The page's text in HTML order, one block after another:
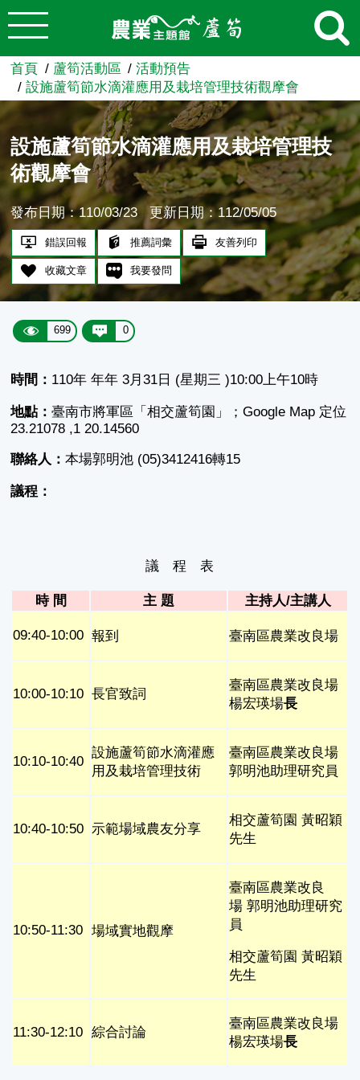
跳到主要內容
農業知識入口網
首頁 蘆筍活動區
活動預告
設施蘆筍節水滴灌應用及栽培管理技術觀摩會
設施蘆筍節水滴灌應用及栽培管理技
術觀摩會
發布日期：110/03/23 更新日期：112/05/05
錯誤回報 推薦詞彙 友善列印
收藏文章 我要發問
699 0
時間： 110年 年年 3月31日 (星期三 )10:00上午10時
地點：臺南市將軍區「相交蘆筍園」；Google Map 定位
23.21078 ,1 20.14560
聯絡人：本場郭明池 (05)3412416轉15
議程：
議 程 表
時 間 主 題 主持人/主講人
09:40-10:00 報到 臺南區農業改良場
10:00-10:10 長官致詞
臺南區農業改良場
楊宏瑛場⻑
10:10-10:40
設施蘆筍節水滴灌應
用及栽培管理技術
臺南區農業改良場
郭明池助理研究員
10:40-10:50 示範場域農友分享
相交蘆筍園 黃昭穎
先生
10:50-11:30 場域實地觀摩
臺南區農業改良
場 郭明池助理研究
員
相交蘆筍園 黃昭穎
先生
11:30-12:10 綜合討論
臺南區農業改良場
楊宏瑛場⻑